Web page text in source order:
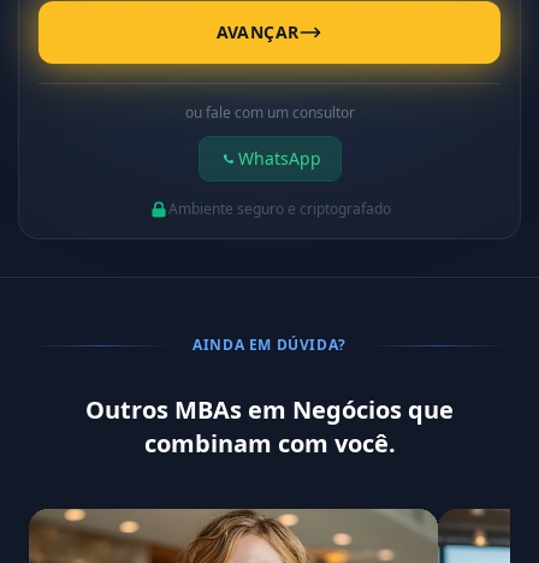
AVANÇAR
ou fale com um consultor
WhatsApp
Ambiente seguro e criptografado
AINDA EM DÚVIDA?
Outros MBAs em Negócios que
combinam com você.